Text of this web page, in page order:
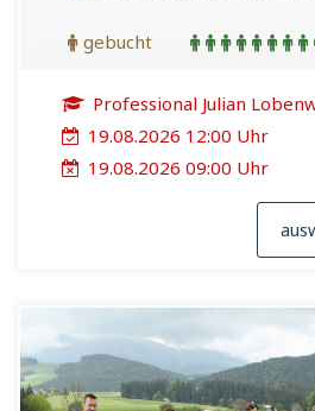
gebucht
Professional Julian
19.08.2026 12:00 Uhr
19.08.2026 09:00 Uhr